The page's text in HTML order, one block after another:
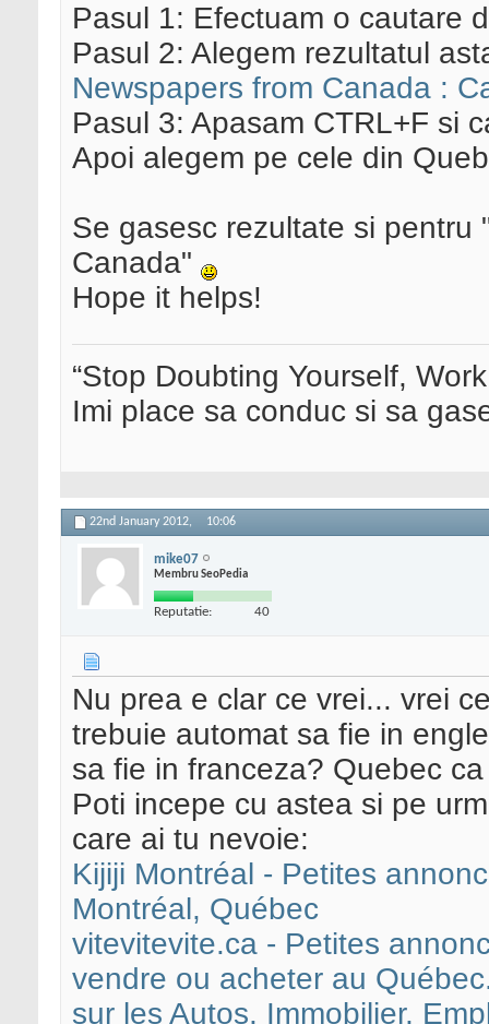
Pasul 1: Efectuam o cautare
Pasul 2: Alegem rezultatul
Newspapers from Canada :
Pasul 3: Apasam CTRL+F si
Apoi alegem pe cele din
Se gasesc rezultate si pentru
Canada"
Hope it helps!
“Stop Doubting Yourself,
Imi place sa conduc si sa
22nd January 2012, 10:06
mike07
Membru SeoPedia
Reputatie: 40
Nu prea e clar ce vrei... vrei
trebuie automat sa fie in
sa fie in franceza? Quebec
Poti incepe cu astea si pe
care ai tu nevoie:
Kijiji Montréal - Petites
Montréal, Québec
vitevitevite.ca - Petites
vendre ou acheter au
sur les Autos, Immobilier,